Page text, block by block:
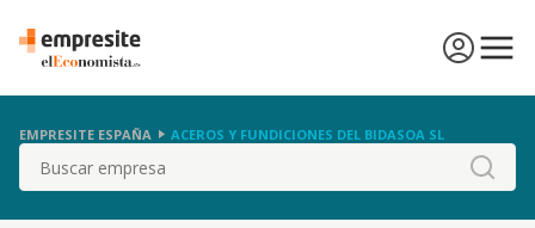
EMPRESITE ESPAÑA ACEROS Y FUNDICIONES DEL BIDASOA SL
Buscar